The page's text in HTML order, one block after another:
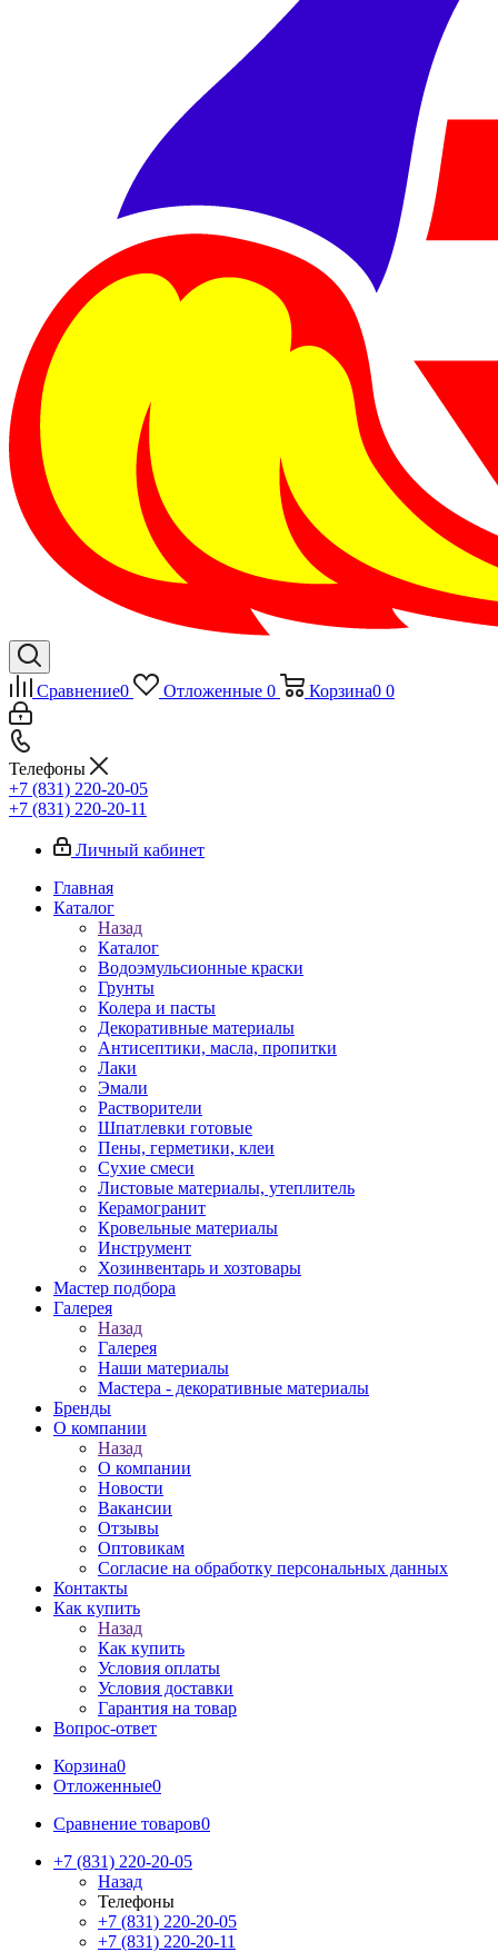
Сравнение0 Отложенные 0 Корзина0 0
Телефоны
+7 (831) 220-20-05
+7 (831) 220-20-11
Личный кабинет
Главная
Каталог
Назад
Каталог
Водоэмульсионные краски
Грунты
Колера и пасты
Декоративные материалы
Антисептики, масла, пропитки
Лаки
Эмали
Растворители
Шпатлевки готовые
Пены, герметики, клеи
Сухие смеси
Листовые материалы, утеплитель
Керамогранит
Кровельные материалы
Инструмент
Хозинвентарь и хозтовары
Мастер подбора
Галерея
Назад
Галерея
Наши материалы
Мастера - декоративные материалы
Бренды
О компании
Назад
О компании
Новости
Вакансии
Отзывы
Оптовикам
Cогласие на обработку персональных данных
Контакты
Как купить
Назад
Как купить
Условия оплаты
Условия доставки
Гарантия на товар
Вопрос-ответ
Корзина0
Отложенные0
Сравнение товаров0
+7 (831) 220-20-05
Назад
Телефоны
+7 (831) 220-20-05
+7 (831) 220-20-11